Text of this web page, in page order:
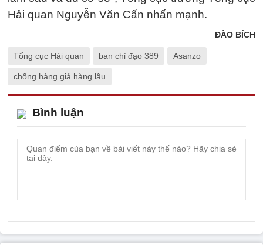
Hải quan Nguyễn Văn Cẩn nhấn mạnh.
ĐÀO BÍCH
Tổng cục Hải quan ban chỉ đạo 389 Asanzo
chống hàng giả hàng lậu
Bình luận